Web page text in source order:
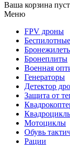
Ваша корзина
Меню
FPV дроны
Бронеплиты
Военная
Генераторы
Детектор
Защита от
Мотоциклы
Обувь
Рации